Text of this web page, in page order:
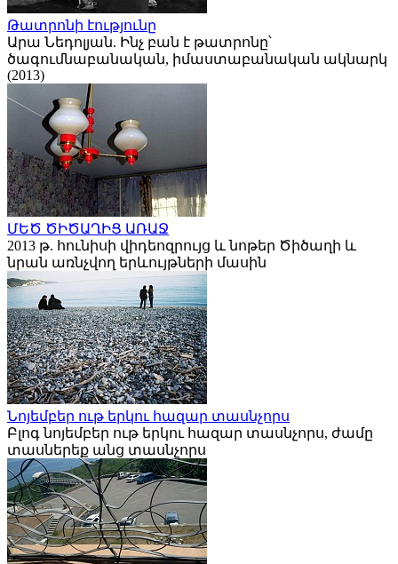
Թատրոնի էությունը
Արա Նեդոլյան. Ինչ բան է թատրոնը՝
ծագումնաբանական, իմաստաբանական ակնարկ
(2013)
ՄԵԾ ԾԻԾԱՂԻՑ ԱՌԱՋ
2013 թ. հունիսի վիդեոզրույց և նոթեր Ծիծաղի և
նրան առնչվող երևույթների մասին
Նոյեմբեր ութ երկու հազար տասնչորս
Բլոգ նոյեմբեր ութ երկու հազար տասնչորս, ժամը
տասներեք անց տասնչորս